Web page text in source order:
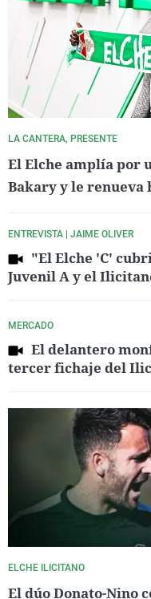
LA CANTERA, PRESENTE
El Elche amplía por
Bakary y le renueva
ENTREVISTA | JAIME OLIVER
"El Elche 'C'
Juvenil A y el
MERCADO
El delantero
tercer fichaje del
ELCHE ILICITANO
El dúo Donato-Nino